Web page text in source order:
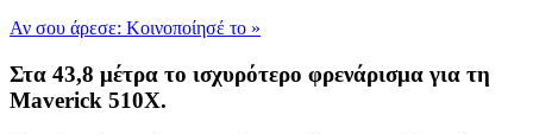
Αν σου άρεσε: Κοινοποίησέ το »
Στα 43,8 μέτρα το ισχυρότερο φρενάρισμα για τη
Maverick 510Χ.